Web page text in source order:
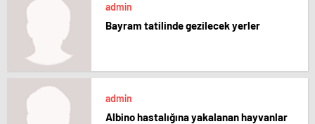
admin
Bayram tatilinde gezilecek yerler
admin
Albino hastalığına yakalanan hayvanlar